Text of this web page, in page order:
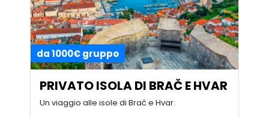
da 1000€ gruppo
PRIVATO ISOLA DI BRAČ E HVAR
Un viaggio alle isole di Brač e Hvar.